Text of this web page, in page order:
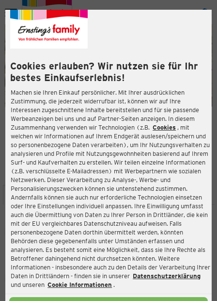
Cookies erlauben? Wir nutzen sie für Ihr
bestes Einkaufserlebnis!
Machen sie Ihren Einkauf persönlicher. Mit Ihrer ausdrücklichen
Zustimmung, die jederzeit widerrufbar ist, können wir auf Ihre
Interessen zugeschnittene Inhalte bereitstellen und für sie passende
Werbeanzeigen bei uns und auf Partner-Seiten anzeigen. In diesem
Zusammenhang verwenden wir Technologien (z.B. Cookies , mit
welchen wir Informationen auf Ihrem Endgerät auslesen/speichern und
so personenbezogene Daten verarbeiten), um Ihr Nutzungsverhalten zu
analysieren und Profile mit Nutzungsgewohnheiten basierend auf Ihrem
Surf- und Kaufverhalten zu erstellen. Wir teilen einzelne Informationen
(z.B. verschlüsselte E-Mailadressen) mit Werbepartnern wie sozialen
Netzwerken. Dieser Verarbeitung zu Analyse-, Werbe- und
Personalisierungszwecken können sie untenstehend zustimmen.
Andernfalls können sie auch nur erforderliche Technologien einsetzen
oder Ihre Einstellungen individuell anpassen. Ihre Einwilligung umfasst
auch die Übermittlung von Daten zu Ihrer Person in Drittländer, die kein
mit der EU vergleichbares Datenschutzniveau aufweisen. Falls
personenbezogene Daten dorthin übermittelt werden, könnten
Behörden diese gegebenenfalls unter Umständen erfassen und
analysieren. Es besteht somit eine Möglichkeit, dass sie Ihre Rechte als
Betroffener dahingehend nicht durchsetzen könnten. Weitere
Informationen - insbesondere auch zu den Details der Verarbeitung Ihrer
Daten in Drittländern - finden sie in unserer Datenschutzerklärung
und unseren Cookie Informationen .
Menü
ERNSTING'S FAMILY FILIALE
Potsdamer Straße 53
14513 Teltow
4,2
Bewertung:
STANDORT SERVICES SORTIMENT AKTIONEN
Ernsting's family
Potsdamer Straße 53, 14513 Teltow
Aktuell:
Geschlossen